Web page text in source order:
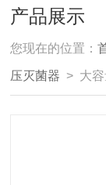
产品展示
您现在的位置：
压灭菌器 > 大容